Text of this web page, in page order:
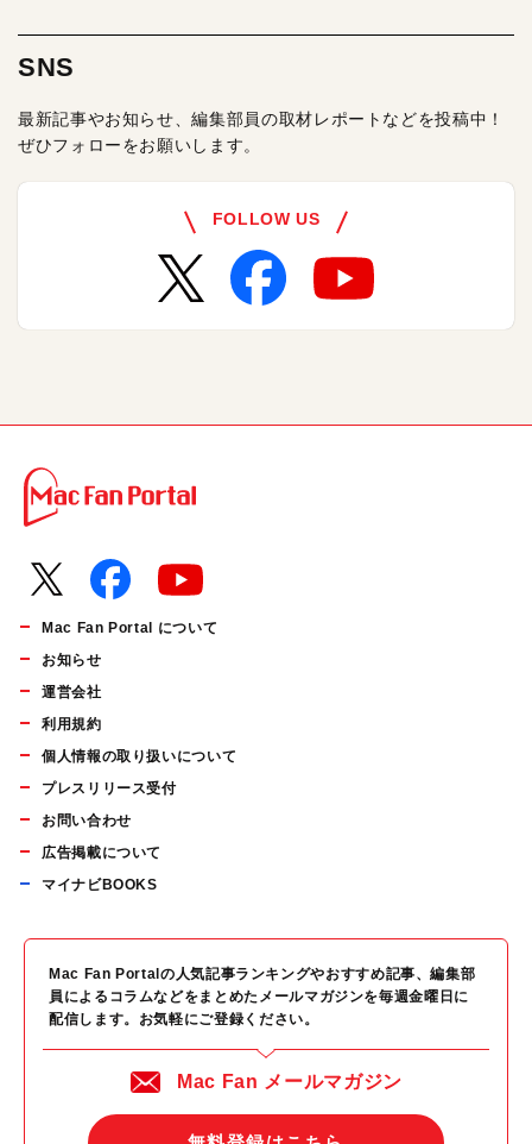
SNS
最新記事やお知らせ、編集部員の取材レポートなどを投稿中！
ぜひフォローをお願いします。
FOLLOW US
Mac Fan Portal について
お知らせ
運営会社
利用規約
個人情報の取り扱いについて
プレスリリース受付
お問い合わせ
広告掲載について
マイナビBOOKS
Mac Fan Portalの人気記事ランキングやおすすめ記事、編集部
員によるコラムなどをまとめたメールマガジンを毎週金曜日に
配信します。お気軽にご登録ください。
Mac Fan メールマガジン